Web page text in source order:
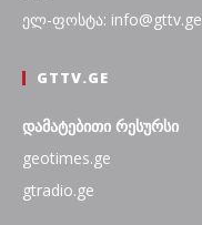
ელ-ფოსტა: info@gttv.ge
GTTV.GE
დამატებითი რესურსი
geotimes.ge
gtradio.ge